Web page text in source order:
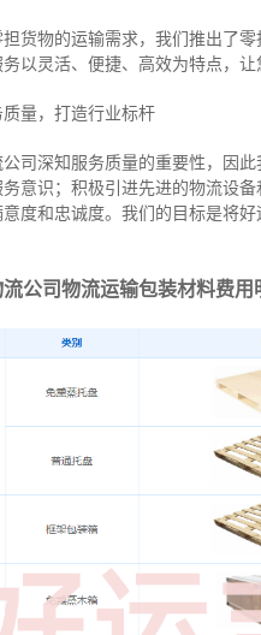
货物的运输需求，我们推出了
以灵活、便捷、高效为特点，让
量，打造行业标杆
司深知服务质量的重要性，因
意识；积极引进先进的物流设
度和忠诚度。我们的目标是将
公司物流运输包装材料费用